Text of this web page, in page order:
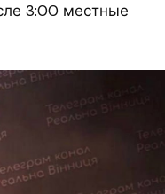
3:00 местные